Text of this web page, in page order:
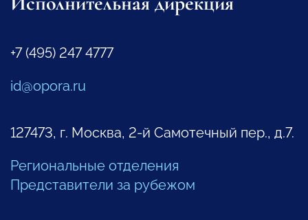
+7 (495) 247 4777
id@opora.ru
127473, г. Москва, 2-й Самотечный пер., д.7.
Региональные отделения
Представители за рубежом